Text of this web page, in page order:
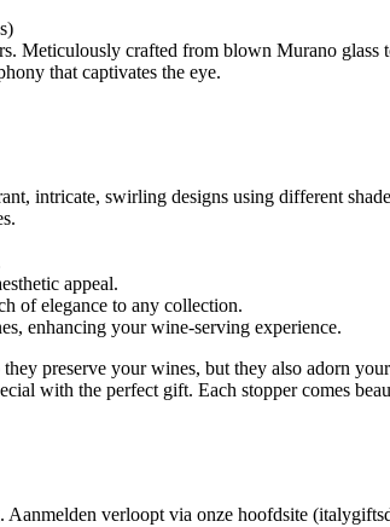
Meticulously crafted from blown Murano glass
that captivates the eye.
intricate, swirling designs using different
appeal.
of elegance to any collection.
enhancing your wine-serving experience.
preserve your wines, but they also adorn
with the perfect gift. Each stopper comes
verloopt via onze hoofdsite